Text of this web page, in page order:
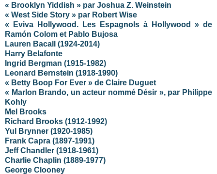
« Brooklyn Yiddish » par Joshua Z. Weinstein
« West Side Story » par Robert Wise
« Eviva Hollywood. Les Espagnols à Hollywood » de
Ramón Colom et Pablo Bujosa
Lauren Bacall (1924-2014)
Harry Belafonte
Ingrid Bergman (1915-1982)
Leonard Bernstein (1918-1990)
« Betty Boop For Ever » de Claire Duguet
« Marlon Brando, un acteur nommé Désir », par Philippe
Kohly
Mel Brooks
Richard Brooks (1912-1992)
Yul Brynner (1920-1985)
Frank Capra (1897-1991)
Jeff Chandler (1918-1961)
Charlie Chaplin (1889-1977)
George Clooney